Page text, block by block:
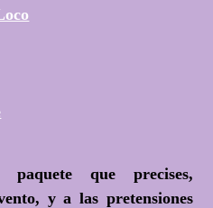
paquete que precises,
y a las pretensiones